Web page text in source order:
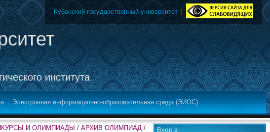
института
Кубанский государственный университет
Электронная информационно-образовательная среда (ЭИОС)
И ОЛИМПИАДЫ / АРХИВ ОЛИМПИАД /
Вход в